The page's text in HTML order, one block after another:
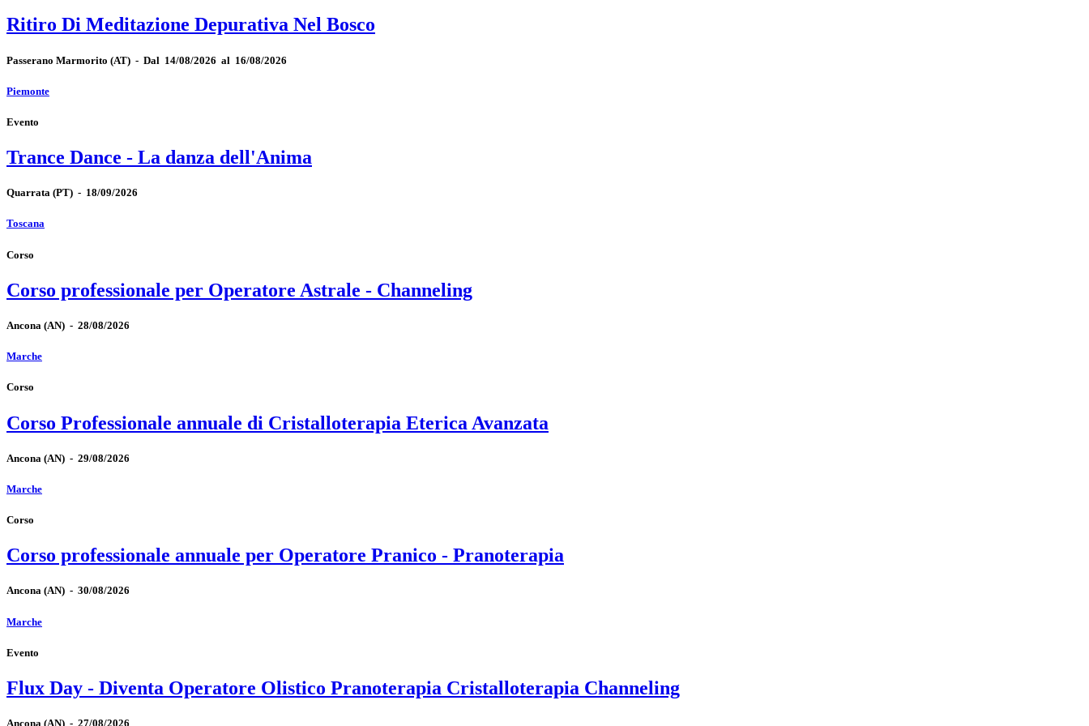
Ritiro Di Meditazione Depurativa Nel Bosco
Passerano Marmorito (AT) - Dal 14/08/2026 al 16/08/2026
Piemonte
Evento
Trance Dance - La danza dell'Anima
Quarrata (PT) - 18/09/2026
Toscana
Corso
Corso professionale per Operatore Astrale - Channeling
Ancona (AN) - 28/08/2026
Marche
Corso
Corso Professionale annuale di Cristalloterapia Eterica Avanzata
Ancona (AN) - 29/08/2026
Marche
Corso
Corso professionale annuale per Operatore Pranico - Pranoterapia
Ancona (AN) - 30/08/2026
Marche
Evento
Flux Day - Diventa Operatore Olistico Pranoterapia Cristalloterapia Channeling
Ancona (AN) - 27/08/2026